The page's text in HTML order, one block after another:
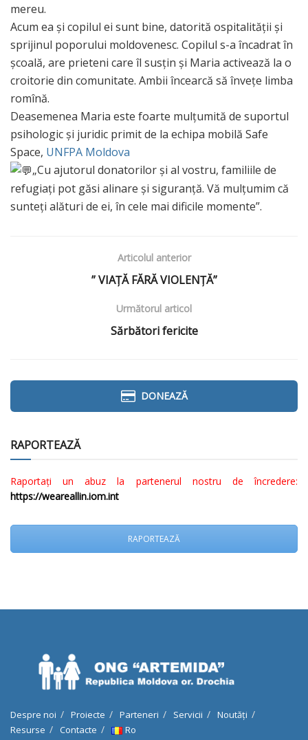
mereu.
Acum ea și copilul ei sunt bine, datorită ospitalității și
sprijinul poporului moldovenesc. Copilul s-a încadrat în
școală, are prieteni care îl susțin și Maria activează la o
croitorie din comunitate. Ambii încearcă să învețe limba
romînă.
Deasemenea Maria este foarte mulțumită de suportul
psihologic și juridic primit de la echipa mobilă Safe
Space, UNFPA Moldova
„Cu ajutorul donatorilor și al vostru, familiile de
refugiați pot găsi alinare și siguranță. Vă mulțumim că
sunteți alături de ei, în cele mai dificile momente”.
Articolul anterior
” VIAȚĂ FĂRĂ VIOLENȚĂ”
Următorul articol
Sărbători fericite
DONEAZĂ
RAPORTEAZĂ
Raportați un abuz la partenerul nostru de încredere:
https://weareallin.iom.int
RAPORTEAZĂ
Despre noi Proiecte Parteneri Servicii
Noutăți
Resurse
Contacte Ro